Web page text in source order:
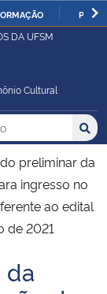
DA UFSM
Cultural
no Sítio
preliminar da
ingresso no
ao edital
de 2021